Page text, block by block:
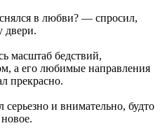
в любви? — спросил,
двери.
масштаб бедствий,
а его любимые направления
прекрасно.
и внимательно, будто